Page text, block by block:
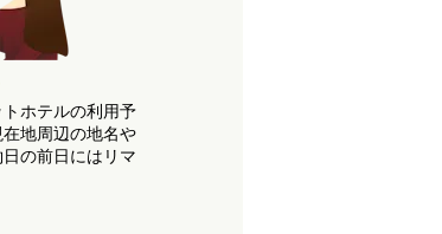
ホテルの利用予
地周辺の地名や
の前日にはリマ